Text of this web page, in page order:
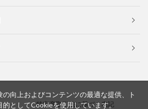
特定商取引法に基づく表記
向上およびコンテンツの最適な提供、ト
としてCookieを使用しています。